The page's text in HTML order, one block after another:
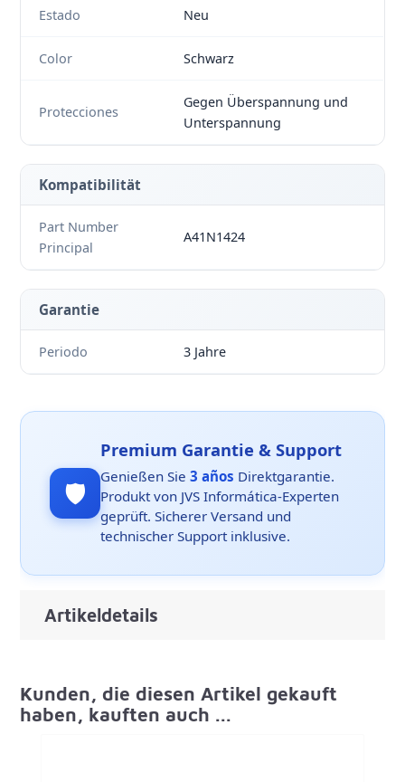
Estado Neu
Color Schwarz
Protecciones
Gegen Überspannung und
Unterspannung
Kompatibilität
Part Number
Principal
A41N1424
Garantie
Periodo 3 Jahre
🛡️
Premium Garantie & Support
Genießen Sie3 años Direktgarantie.
Produkt von JVS Informática-Experten
geprüft. Sicherer Versand und
technischer Support inklusive.
Artikeldetails
Kunden, die diesen Artikel gekauft
haben, kauften auch ...